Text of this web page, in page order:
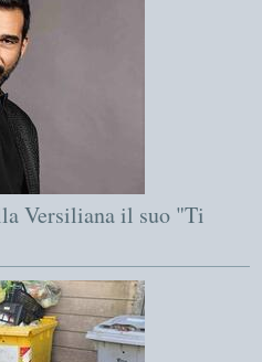
Versiliana il suo "Ti